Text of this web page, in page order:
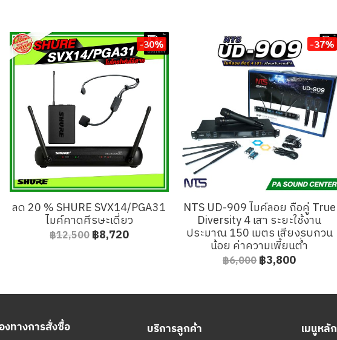
-30%
ลด 20 % SHURE SVX14/PGA31
ไมค์คาดศีรษะเดี่ยว
฿12,500฿8,720
-37%
NTS UD-909 ไมค์ลอย ถือคู่ True
Diversity 4 เสา ระยะใช้งาน
ประมาณ 150 เมตร เสียงรบกวน
น้อย ค่าความเพี้ยนต่ำ
฿6,000฿3,800
งทางการสั่งซื้อ บริการลูกค้า เมนูหลัก